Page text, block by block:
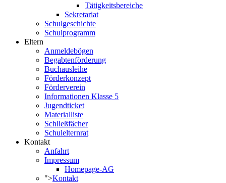
Tätigkeitsbereiche
Sekretariat
Schulgeschichte
Schulprogramm
Eltern
Anmeldebögen
Begabtenförderung
Buchausleihe
Förderkonzept
Förderverein
Informationen Klasse 5
Jugendticket
Materialliste
Schließfächer
Schulelternrat
Kontakt
Anfahrt
Impressum
Homepage-AG
">Kontakt